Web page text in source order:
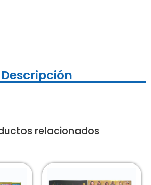
Descripción
relacionados